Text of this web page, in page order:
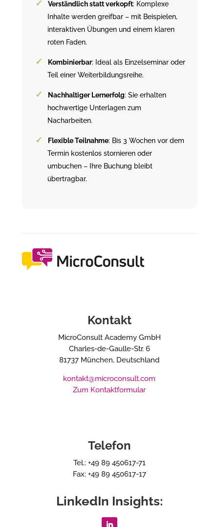
Verständlich statt verkopft: Komplexe
Inhalte werden greifbar – mit Beispielen,
interaktiven Übungen und einem klaren
roten Faden.
Kombinierbar: Ideal als Einzelseminar oder
Teil einer Weiterbildungsreihe.
Nachhaltiger Lernerfolg: Sie erhalten
hochwertige Unterlagen zum
Nacharbeiten.
Flexible Teilnahme: Bis 3 Wochen vor dem
Termin kostenlos stornieren oder
umbuchen – Ihre Buchung bleibt
übertragbar.
Kontakt
MicroConsult Academy GmbH
Charles-de-Gaulle-Str. 6
81737 München, Deutschland
kontakt@microconsult.com
Zum Kontaktformular
Telefon
Tel.: +49 89 450617-71
Fax: +49 89 450617-17
LinkedIn Insights: